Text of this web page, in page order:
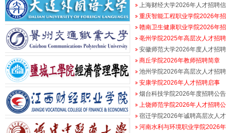
上海财经大学2026年人才招聘
重庆智能工程职业学院2026年
赣南卫生健康职业学院2026年
亳州学院2025年高层次人才招
安徽师范大学2026年度人才招
商丘学院2026年教师招聘简章
池州学院2026年高层次人才招
安康学院2026年人才招聘启事
烟台科技学院2026年度招聘公告
上饶师范学院2026年人才招聘
宿迁学院2026年诚聘高层次人
河南水利与环境职业学院2026